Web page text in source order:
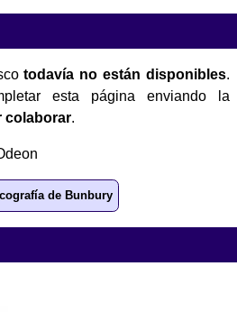
todavía no están disponibles.
esta página enviando la
colaborar.
de Bunbury